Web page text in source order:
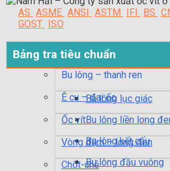
AS ASME ANSI ASTM IFI BS
GOST ISO
Bảng tra tiêu chuẩn
Bu lông – thanh ren
Bu lông lục giác
Bu lông liền long
Bu lông kết cấu
Bu lông đầu vuông
Ê cu – đai ốc
Ốc vít
Vòng đệm – long đen
Chốt-chẻ